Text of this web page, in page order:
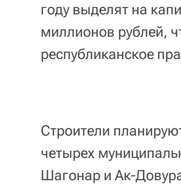
году выделят на
миллионов рублей,
республиканское
Строители
четырех
Шагонар и Ак-